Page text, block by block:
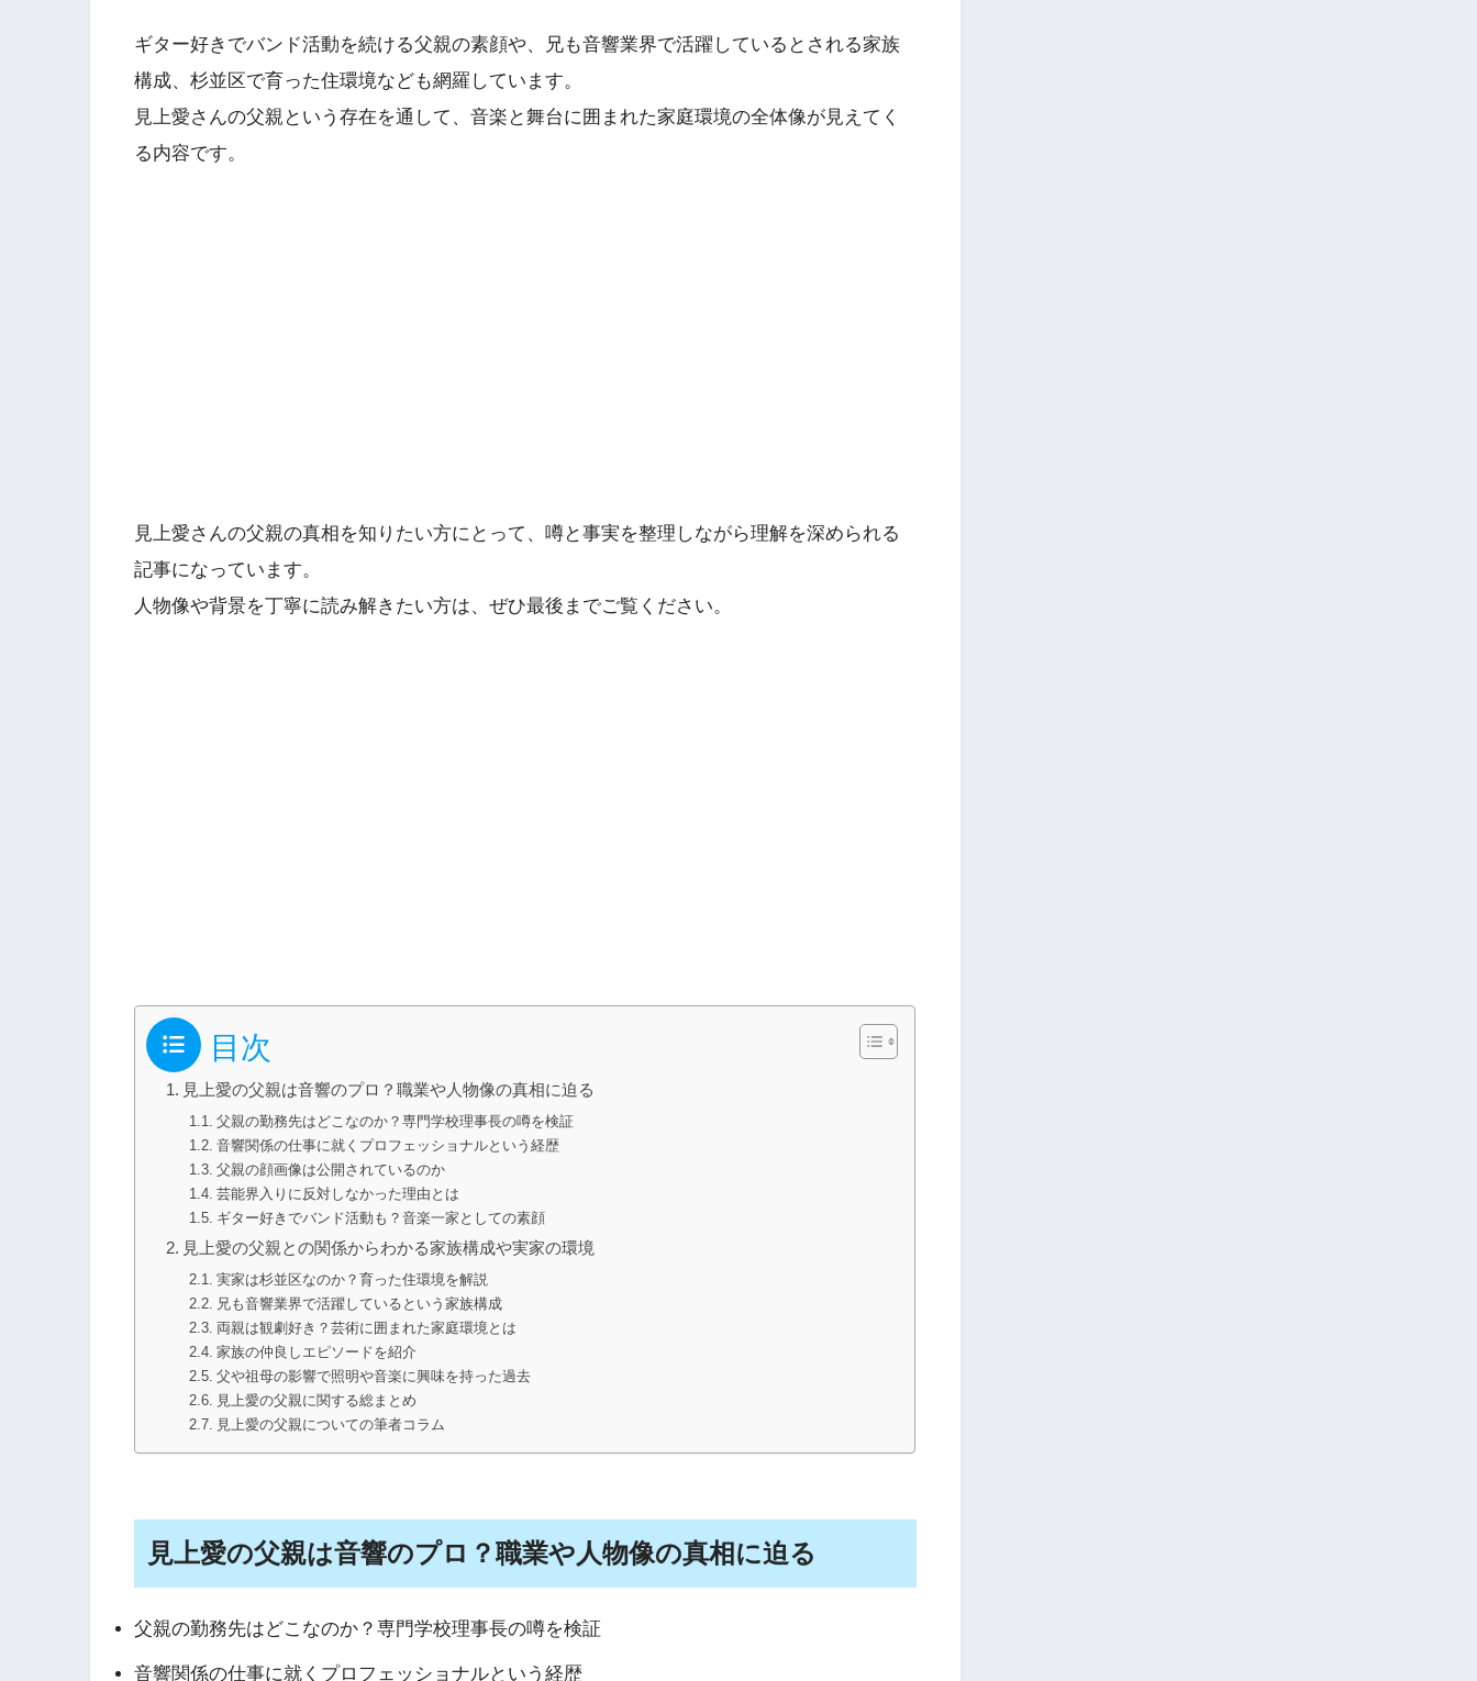
ギター好きでバンド活動を続ける父親の素顔や、兄も音響業界で活躍しているとされる家族
構成、杉並区で育った住環境なども網羅しています。
見上愛さんの父親という存在を通して、音楽と舞台に囲まれた家庭環境の全体像が見えてく
る内容です。
見上愛さんの父親の真相を知りたい方にとって、噂と事実を整理しながら理解を深められる
記事になっています。
人物像や背景を丁寧に読み解きたい方は、ぜひ最後までご覧ください。
目次
見上愛の父親は音響のプロ？職業や人物像の真相に迫る
父親の勤務先はどこなのか？専門学校理事長の噂を検証
音響関係の仕事に就くプロフェッショナルという経歴
父親の顔画像は公開されているのか
芸能界入りに反対しなかった理由とは
ギター好きでバンド活動も？音楽一家としての素顔
見上愛の父親との関係からわかる家族構成や実家の環境
実家は杉並区なのか？育った住環境を解説
兄も音響業界で活躍しているという家族構成
両親は観劇好き？芸術に囲まれた家庭環境とは
家族の仲良しエピソードを紹介
父や祖母の影響で照明や音楽に興味を持った過去
見上愛の父親に関する総まとめ
見上愛の父親についての筆者コラム
見上愛の父親は音響のプロ？職業や人物像の真相に迫る
父親の勤務先はどこなのか？専門学校理事長の噂を検証
音響関係の仕事に就くプロフェッショナルという経歴